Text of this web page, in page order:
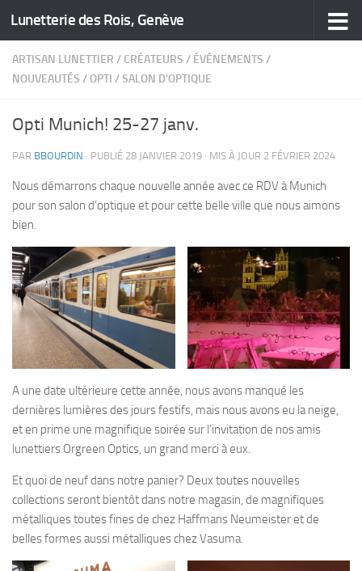
Skip to content
Lunetterie des Rois, Genève
ARTISAN LUNETTIER / CRÉATEURS / ÉVÉNEMENTS /
NOUVEAUTÉS /OPTI /SALON D'OPTIQUE
Opti Munich! 25-27 janv.
PAR BBOURDIN · PUBLIÉ 28 JANVIER 2019 · MIS À JOUR 2 FÉVRIER 2024
Nous démarrons chaque nouvelle année avec ce RDV à Munich
pour son salon d’optique et pour cette belle ville que nous aimons
bien.
A une date ultérieure cette année, nous avons manqué les
dernières lumières des jours festifs, mais nous avons eu la neige,
et en prime une magnifique soirée sur l’invitation de nos amis
lunettiers Orgreen Optics, un grand merci à eux.
Et quoi de neuf dans notre panier? Deux toutes nouvelles
collections seront bientôt dans notre magasin, de magnifiques
métalliques toutes fines de chez Haffmans Neumeister et de
belles formes aussi métalliques chez Vasuma.